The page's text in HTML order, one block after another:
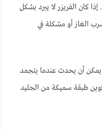
كان الفريزر لا يبرد بشكل
الغاز أو مشكلة في
يمكن أن يحدث عندما يتجمد
طبقة سميكة من الجليد